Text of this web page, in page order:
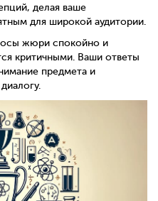
делая ваше
для широкой аудитории.
жюри спокойно и
критичными. Ваши ответы
предмета и